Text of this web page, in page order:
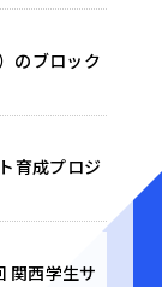
のブロック
育成プロジ
関西学生サ